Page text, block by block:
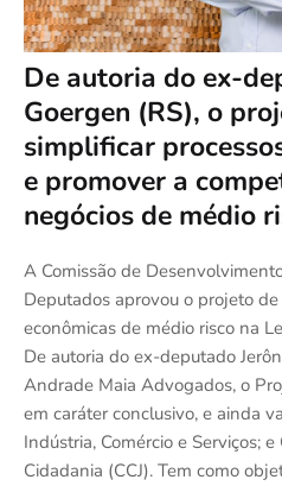
De autoria do ex-
Goergen (RS), o
simplificar
e promover a
negócios de médio
A Comissão de
Deputados aprovou o projeto
econômicas de médio risco na
De autoria do ex-deputado
Andrade Maia Advogados, o
em caráter conclusivo, e ainda
Indústria, Comércio e Serviços;
Cidadania (CCJ). Tem como